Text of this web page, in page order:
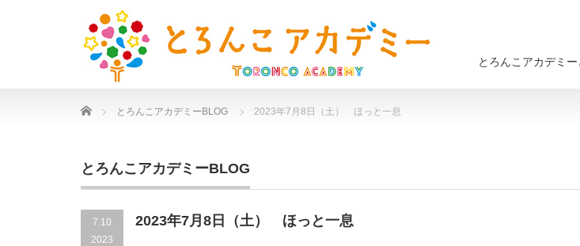
とろんこアカデミー
Home とろんこアカデミーBLOG 2023年7月8日（土） ほっと一息
とろんこアカデミーBLOG
7.10
2023
2023年7月8日（土） ほっと一息